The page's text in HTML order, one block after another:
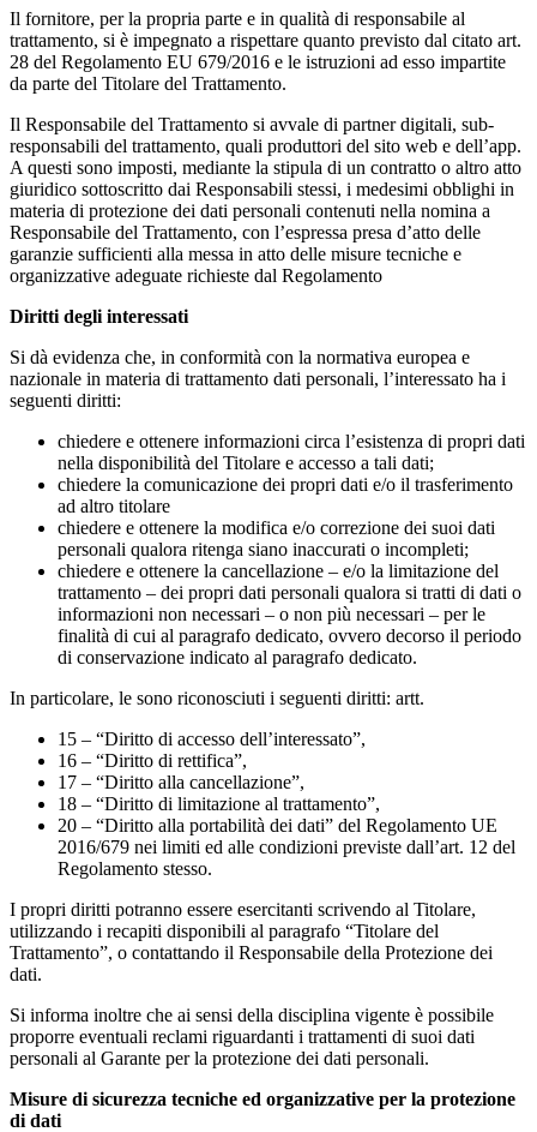
Il fornitore, per la propria parte e in qualità di responsabile al
trattamento, si è impegnato a rispettare quanto previsto dal citato art.
28 del Regolamento EU 679/2016 e le istruzioni ad esso impartite
da parte del Titolare del Trattamento.
Il Responsabile del Trattamento si avvale di partner digitali, sub-
responsabili del trattamento, quali produttori del sito web e dell’app.
A questi sono imposti, mediante la stipula di un contratto o altro atto
giuridico sottoscritto dai Responsabili stessi, i medesimi obblighi in
materia di protezione dei dati personali contenuti nella nomina a
Responsabile del Trattamento, con l’espressa presa d’atto delle
garanzie sufficienti alla messa in atto delle misure tecniche e
organizzative adeguate richieste dal Regolamento
Diritti degli interessati
Si dà evidenza che, in conformità con la normativa europea e
nazionale in materia di trattamento dati personali, l’interessato ha i
seguenti diritti:
chiedere e ottenere informazioni circa l’esistenza di propri dati
nella disponibilità del Titolare e accesso a tali dati;
chiedere la comunicazione dei propri dati e/o il trasferimento
ad altro titolare
chiedere e ottenere la modifica e/o correzione dei suoi dati
personali qualora ritenga siano inaccurati o incompleti;
chiedere e ottenere la cancellazione – e/o la limitazione del
trattamento – dei propri dati personali qualora si tratti di dati o
informazioni non necessari – o non più necessari – per le
finalità di cui al paragrafo dedicato, ovvero decorso il periodo
di conservazione indicato al paragrafo dedicato.
In particolare, le sono riconosciuti i seguenti diritti: artt.
15 – “Diritto di accesso dell’interessato”,
16 – “Diritto di rettifica”,
17 – “Diritto alla cancellazione”,
18 – “Diritto di limitazione al trattamento”,
20 – “Diritto alla portabilità dei dati” del Regolamento UE
2016/679 nei limiti ed alle condizioni previste dall’art. 12 del
Regolamento stesso.
I propri diritti potranno essere esercitanti scrivendo al Titolare,
utilizzando i recapiti disponibili al paragrafo “Titolare del
Trattamento”, o contattando il Responsabile della Protezione dei
dati.
Si informa inoltre che ai sensi della disciplina vigente è possibile
proporre eventuali reclami riguardanti i trattamenti di suoi dati
personali al Garante per la protezione dei dati personali.
Misure di sicurezza tecniche ed organizzative per la protezione
di dati